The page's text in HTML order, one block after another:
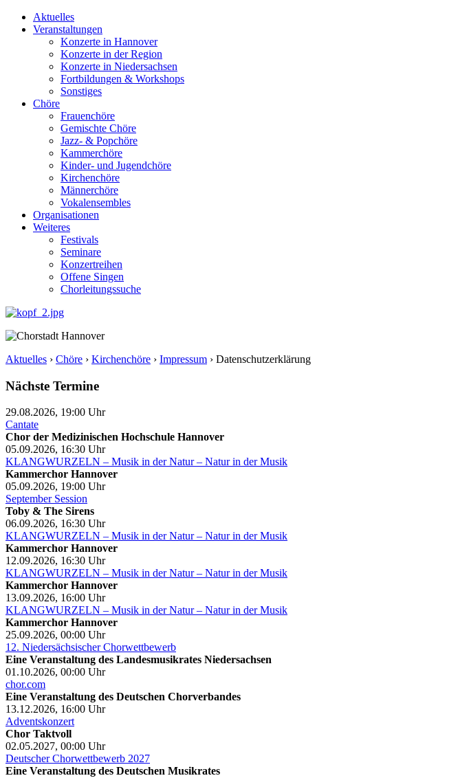
Aktuelles
Veranstaltungen
Konzerte in Hannover
Konzerte in der Region
Konzerte in Niedersachsen
Fortbildungen & Workshops
Sonstiges
Chöre
Frauenchöre
Gemischte Chöre
Jazz- & Popchöre
Kammerchöre
Kinder- und Jugendchöre
Kirchenchöre
Männerchöre
Vokalensembles
Organisationen
Weiteres
Festivals
Seminare
Konzertreihen
Offene Singen
Chorleitungssuche
Aktuelles › Chöre › Kirchenchöre › Impressum › Datenschutzerklärung
Nächste Termine
29.08.2026, 19:00 Uhr
Cantate
Chor der Medizinischen Hochschule Hannover
05.09.2026, 16:30 Uhr
KLANGWURZELN – Musik in der Natur – Natur in der Musik
Kammerchor Hannover
05.09.2026, 19:00 Uhr
September Session
Toby & The Sirens
06.09.2026, 16:30 Uhr
KLANGWURZELN – Musik in der Natur – Natur in der Musik
Kammerchor Hannover
12.09.2026, 16:30 Uhr
KLANGWURZELN – Musik in der Natur – Natur in der Musik
Kammerchor Hannover
13.09.2026, 16:00 Uhr
KLANGWURZELN – Musik in der Natur – Natur in der Musik
Kammerchor Hannover
25.09.2026, 00:00 Uhr
12. Niedersächsischer Chorwettbewerb
Eine Veranstaltung des Landesmusikrates Niedersachsen
01.10.2026, 00:00 Uhr
chor.com
Eine Veranstaltung des Deutschen Chorverbandes
13.12.2026, 16:00 Uhr
Adventskonzert
Chor Taktvoll
02.05.2027, 00:00 Uhr
Deutscher Chorwettbewerb 2027
Eine Veranstaltung des Deutschen Musikrates